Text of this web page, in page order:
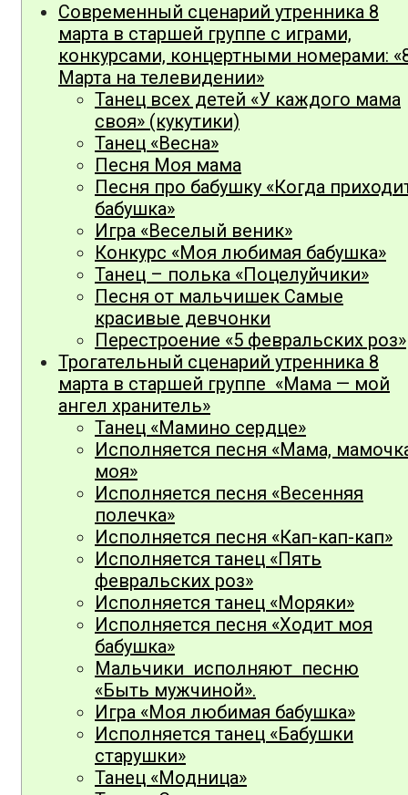
Современный сценарий утренника 8
марта в старшей группе с играми,
конкурсами, концертными номерами:
Марта на телевидении»
Танец всех детей «У каждого мама
своя» (кукутики)
Танец «Весна»
Песня Моя мама
Песня про бабушку «Когда
бабушка»
Игра «Веселый веник»
Конкурс «Моя любимая бабушка»
Танец – полька «Поцелуйчики»
Песня от мальчишек Самые
красивые девчонки
Перестроение «5 февральских роз»
Трогательный сценарий утренника 8
марта в старшей группе «Мама — мой
ангел хранитель»
Танец «Мамино сердце»
Исполняется песня «Мама,
моя»
Исполняется песня «Весенняя
полечка»
Исполняется песня «Кап-кап-кап»
Исполняется танец «Пять
февральских роз»
Исполняется танец «Моряки»
Исполняется песня «Ходит моя
бабушка»
Мальчики исполняют песню
«Быть мужчиной».
Игра «Моя любимая бабушка»
Исполняется танец «Бабушки
старушки»
Танец «Модница»